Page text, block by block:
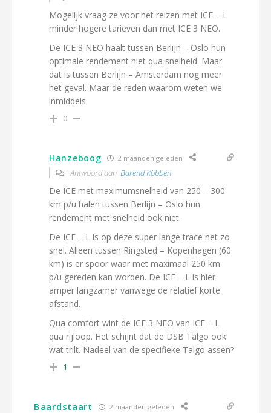
Mogelijk vraag ze voor het reizen met ICE – L
minder hogere tarieven dan met ICE 3 NEO.
De ICE 3 NEO haalt tussen Berlijn – Oslo hun
optimale rendement niet qua snelheid. Maar
dat is tussen Berlijn – Amsterdam nog meer
het geval. Maar de reden waarom weten we
inmiddels.
0
Hanzeboog 2 maanden geleden
Antwoord aan Barend Köbben
De ICE met maximumsnelheid van 250 – 300
km p/u halen tussen Berlijn – Oslo hun
rendement met snelheid ook niet.
De ICE – L is op deze super lange trace net zo
snel. Alleen tussen Ringsted – Kopenhagen (60
km) is er spoor waar met maximaal 250 km
p/u gereden kan worden. De ICE – L is hier
amper langzamer vanwege de relatief korte
afstand.
Qua comfort wint de ICE 3 NEO van ICE – L
qua rijloop. Het schijnt dat de DSB Talgo ook
wat trilt. Nadeel van de specifieke Talgo assen?
1
Baardstaart 2 maanden geleden